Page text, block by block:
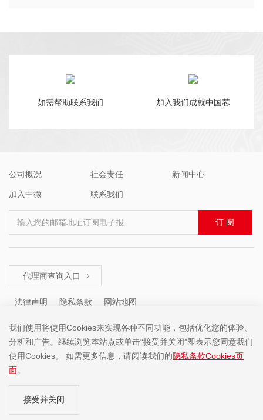
如需帮助联系我们 加入我们成就中国芯
公司概况 社会责任 新闻中心
加入中微 联系我们
输入您的邮箱地址订阅电子报 订 阅
代理商查询入口 
法律声明 隐私条款 网站地图
咨询热线 ： +86 (755) 8671 5143
我们使用将使用Cookies来实现各种不同功能，包括优化您的体验、
分析和广告。继续浏览本站点或单击“接受并关闭”即表示您同意我们
使用Cookies。 如需更多信息，请阅读我们的隐私条款Cookies页
面。
接受并关闭